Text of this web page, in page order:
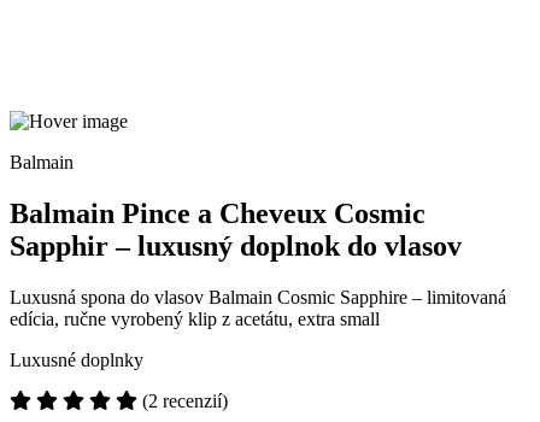
Balmain
Balmain Pince a Cheveux Cosmic
Sapphir – luxusný doplnok do vlasov
Luxusná spona do vlasov Balmain Cosmic Sapphire – limitovaná
edícia, ručne vyrobený klip z acetátu, extra small
Luxusné doplnky
(2 recenzií)